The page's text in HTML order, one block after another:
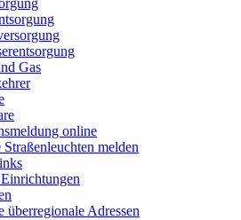
Gas
online
melden
überregionale Adressen